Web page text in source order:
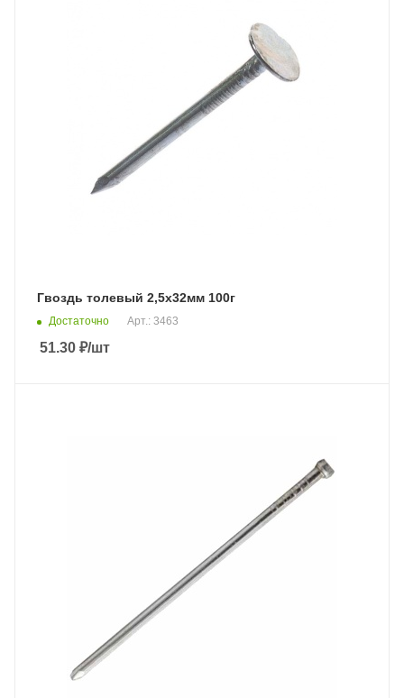
Гвоздь толевый 2,5х32мм 100г
Достаточно Арт.: 3463
51.30 ₽/шт